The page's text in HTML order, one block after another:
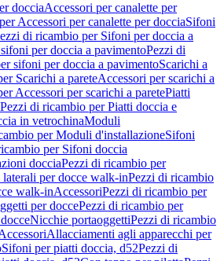
docciaAccessori per canalette per
Accessori per canalette per docciaSifoni
di ricambio per Sifoni per doccia a
per doccia a pavimentoPezzi di
sifoni per doccia a pavimentoScarichi a
Scarichi a pareteAccessori per scarichi a
Accessori per scarichi a paretePiatti
Pezzi di ricambio per Piatti doccia e
in vetrochinaModuli
per Moduli d'installazioneSifoni
per Sifoni doccia
docciaPezzi di ricambio per
laterali per docce walk-inPezzi di ricambio
walk-inAccessoriPezzi di ricambio per
per doccePezzi di ricambio per
Nicchie portaoggettiPezzi di ricambio
Allacciamenti agli apparecchi per
Sifoni per piatti doccia, d52Pezzi di